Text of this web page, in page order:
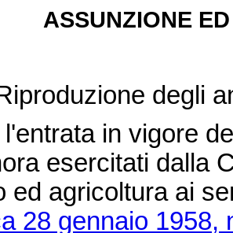
ASSUNZIONE
degli
in vigore
esercitati dalla
ed agricoltura ai
28 gennaio 1958,